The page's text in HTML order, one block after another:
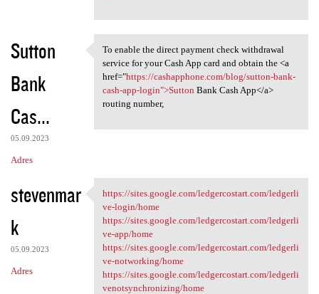
Sutton
Bank
Cas...
05.09.2023
Adres
To enable the direct payment
To enable the direct payment check withdrawal
service for your Cash App card and obtain the <a
href="https://cashapphone.com/blog/sutton-bank-
cash-app-login">Sutton Bank Cash App</a>
routing number,
stevenmar
k
05.09.2023
Adres
https://sites.google.com
https://sites.google.com/ledgercostart.com/ledgerli
ve-login/home
https://sites.google.com/ledgercostart.com/ledgerli
ve-app/home
https://sites.google.com/ledgercostart.com/ledgerli
ve-notworking/home
https://sites.google.com/ledgercostart.com/ledgerli
venotsynchronizing/home